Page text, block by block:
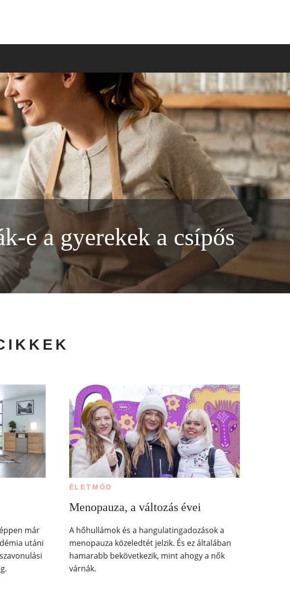
a gyerekek a csípős
már
utáni
ÉLETMÓD
Menopauza, a változás évei
A hőhullámok és a hangulatingadozások a
menopauza közeledtét jelzik. És ez általában
hamarabb bekövetkezik, mint ahogy a nők
várnák.